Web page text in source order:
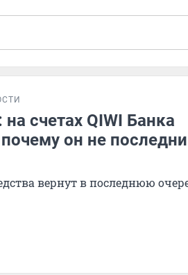
счетах QIWI Банка
он не
вернут в последнюю